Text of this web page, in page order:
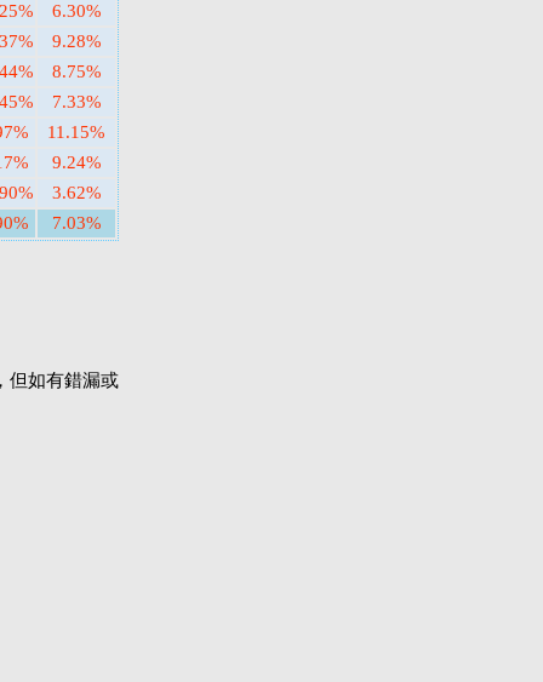
6.30%
9.28%
8.75%
7.33%
11.15%
9.24%
3.62%
7.03%
但如有錯漏或